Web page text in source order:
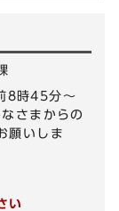
8時45分～
さまからの
願いしま
い